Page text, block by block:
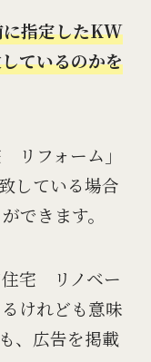
指定したKW
ているのかを
リフォーム」
している場合
できます。
住宅 リノベー
けれども意味
、広告を掲載